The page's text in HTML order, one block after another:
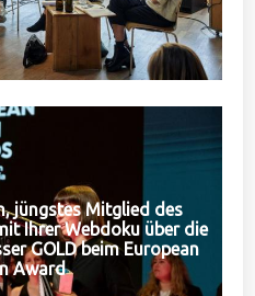
jüngstes Mitglied des
Ihrer Webdoku über die
GOLD beim European
Award